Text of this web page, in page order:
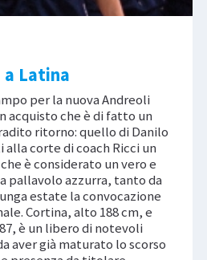
a Latina
per la nuova Andreoli
acquisto che è di fatto un
ritorno: quello di Danilo
corte di coach Ricci un
è considerato un vero e
pallavolo azzurra, tanto da
estate la convocazione
Cortina, alto 188 cm, e
è un libero di notevoli
aver già maturato lo scorso